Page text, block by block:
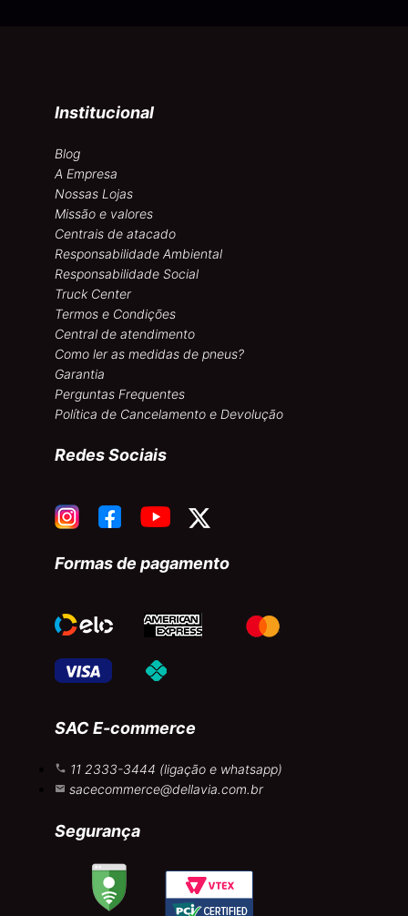
Institucional
Blog
A Empresa
Nossas Lojas
Missão e valores
Centrais de atacado
Responsabilidade Ambiental
Responsabilidade Social
Truck Center
Termos e Condições
Central de atendimento
Como ler as medidas de pneus?
Garantia
Perguntas Frequentes
Política de Cancelamento e Devolução
Redes Sociais
Formas de pagamento
SAC E-commerce
11 2333-3444 (ligação e whatsapp)
sacecommerce@dellavia.com.br
Segurança